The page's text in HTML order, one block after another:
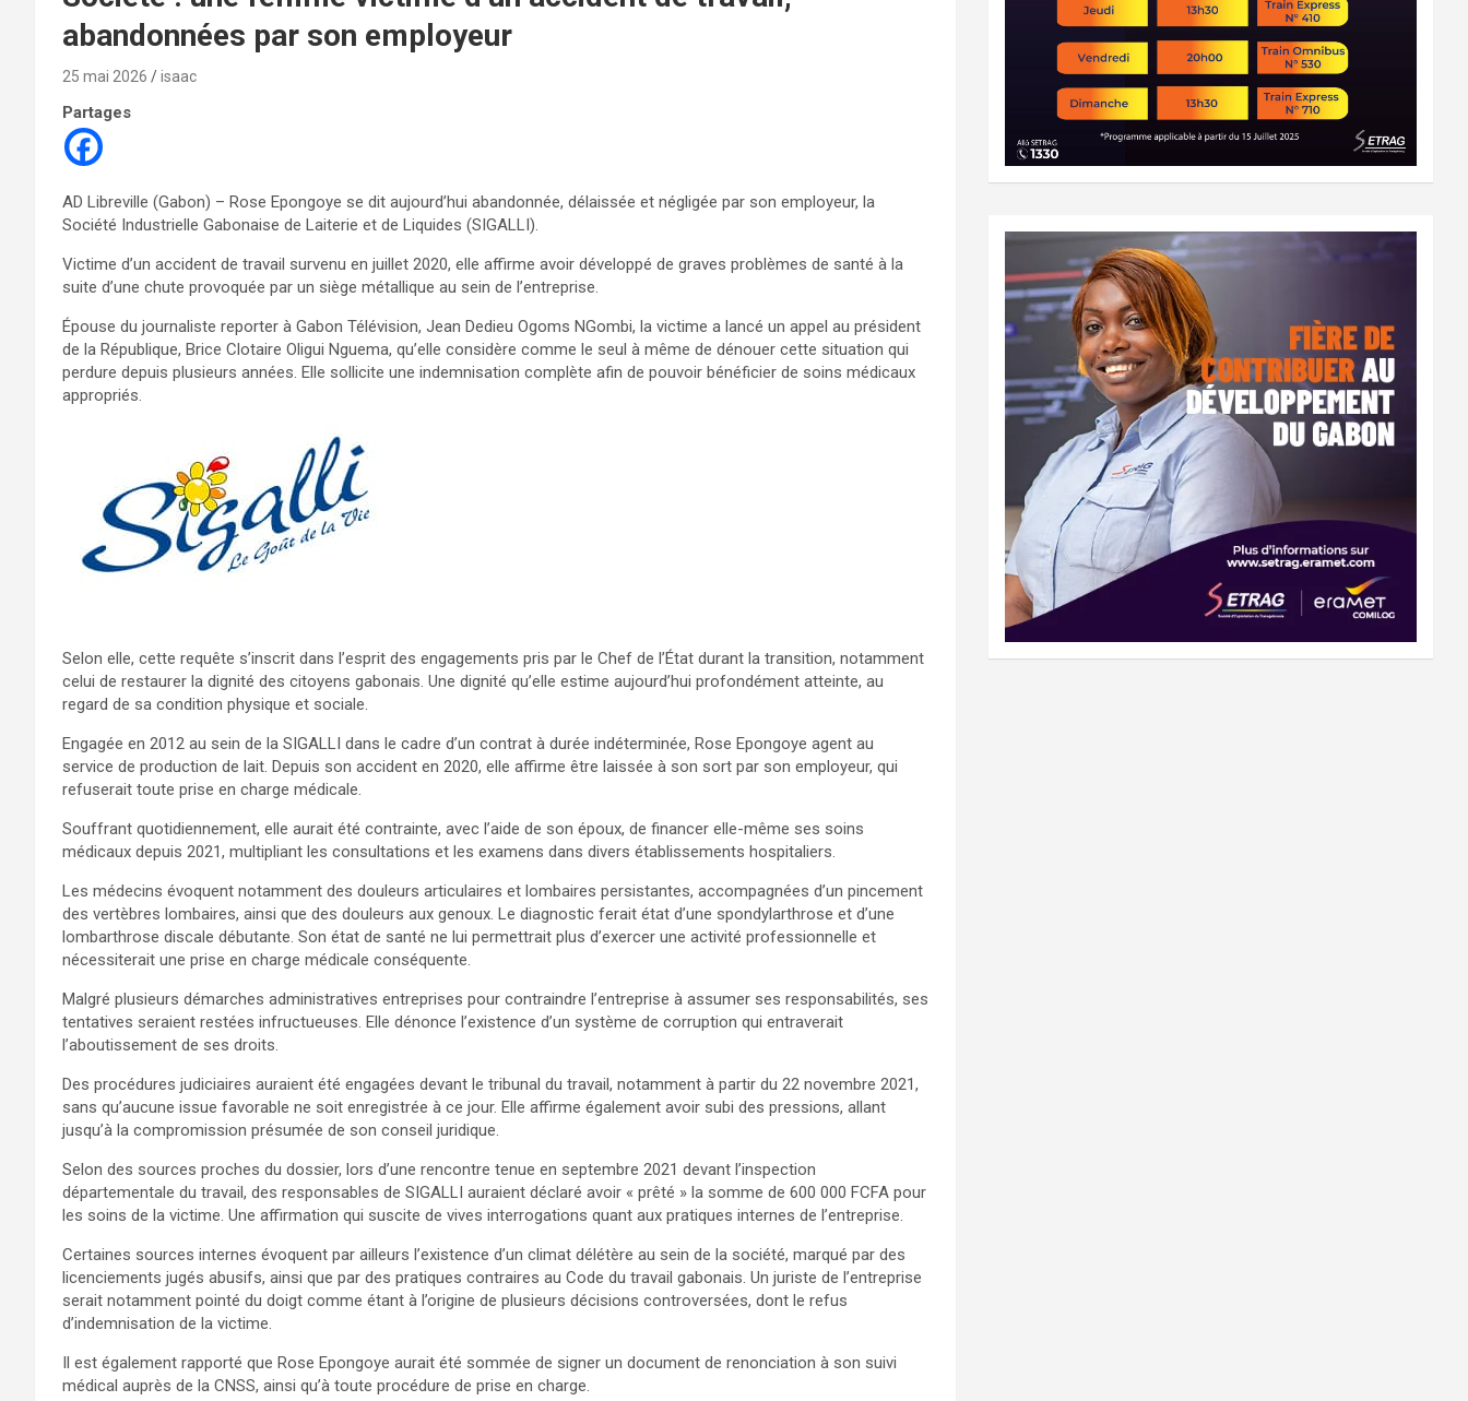
abandonnées par son employeur
25 mai 2026 isaac
Partages
AD Libreville (Gabon) – Rose Epongoye se dit aujourd’hui abandonnée, délaissée et négligée par son employeur, la
Société Industrielle Gabonaise de Laiterie et de Liquides (SIGALLI).
Victime d’un accident de travail survenu en juillet 2020, elle affirme avoir développé de graves problèmes de santé à la
suite d’une chute provoquée par un siège métallique au sein de l’entreprise.
Épouse du journaliste reporter à Gabon Télévision, Jean Dedieu Ogoms NGombi, la victime a lancé un appel au président
de la République, Brice Clotaire Oligui Nguema, qu’elle considère comme le seul à même de dénouer cette situation qui
perdure depuis plusieurs années. Elle sollicite une indemnisation complète afin de pouvoir bénéficier de soins médicaux
appropriés.
Selon elle, cette requête s’inscrit dans l’esprit des engagements pris par le Chef de l’État durant la transition, notamment
celui de restaurer la dignité des citoyens gabonais. Une dignité qu’elle estime aujourd’hui profondément atteinte, au
regard de sa condition physique et sociale.
Engagée en 2012 au sein de la SIGALLI dans le cadre d’un contrat à durée indéterminée, Rose Epongoye agent au
service de production de lait. Depuis son accident en 2020, elle affirme être laissée à son sort par son employeur, qui
refuserait toute prise en charge médicale.
Souffrant quotidiennement, elle aurait été contrainte, avec l’aide de son époux, de financer elle-même ses soins
médicaux depuis 2021, multipliant les consultations et les examens dans divers établissements hospitaliers.
Les médecins évoquent notamment des douleurs articulaires et lombaires persistantes, accompagnées d’un pincement
des vertèbres lombaires, ainsi que des douleurs aux genoux. Le diagnostic ferait état d’une spondylarthrose et d’une
lombarthrose discale débutante. Son état de santé ne lui permettrait plus d’exercer une activité professionnelle et
nécessiterait une prise en charge médicale conséquente.
Malgré plusieurs démarches administratives entreprises pour contraindre l’entreprise à assumer ses responsabilités, ses
tentatives seraient restées infructueuses. Elle dénonce l’existence d’un système de corruption qui entraverait
l’aboutissement de ses droits.
Des procédures judiciaires auraient été engagées devant le tribunal du travail, notamment à partir du 22 novembre 2021,
sans qu’aucune issue favorable ne soit enregistrée à ce jour. Elle affirme également avoir subi des pressions, allant
jusqu’à la compromission présumée de son conseil juridique.
Selon des sources proches du dossier, lors d’une rencontre tenue en septembre 2021 devant l’inspection
départementale du travail, des responsables de SIGALLI auraient déclaré avoir « prêté » la somme de 600 000 FCFA pour
les soins de la victime. Une affirmation qui suscite de vives interrogations quant aux pratiques internes de l’entreprise.
Certaines sources internes évoquent par ailleurs l’existence d’un climat délétère au sein de la société, marqué par des
licenciements jugés abusifs, ainsi que par des pratiques contraires au Code du travail gabonais. Un juriste de l’entreprise
serait notamment pointé du doigt comme étant à l’origine de plusieurs décisions controversées, dont le refus
d’indemnisation de la victime.
Il est également rapporté que Rose Epongoye aurait été sommée de signer un document de renonciation à son suivi
médical auprès de la CNSS, ainsi qu’à toute procédure de prise en charge.